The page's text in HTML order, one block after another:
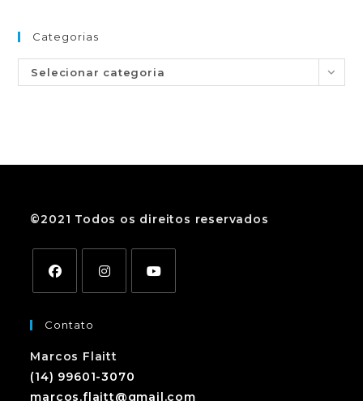
Categorias
Selecionar categoria
©2021 Todos os direitos reservados
Contato
Marcos Flaitt
(14) 99601-3070
marcos.flaitt@gmail.com